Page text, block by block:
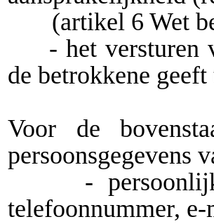
(artikel 6 Wet
- het versturen
de betrokkene
Voor de
persoonsgegevens
- persoonlijke
telefoonnummer,